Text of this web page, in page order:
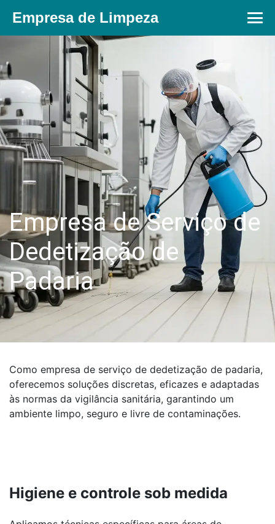
Empresa de Limpeza
Empresa de Serviço de
Dedetização de
Padaria
Como empresa de serviço de dedetização de padaria,
oferecemos soluções discretas, eficazes e adaptadas
às normas da vigilância sanitária, garantindo um
ambiente limpo, seguro e livre de contaminações.
Higiene e controle sob medida